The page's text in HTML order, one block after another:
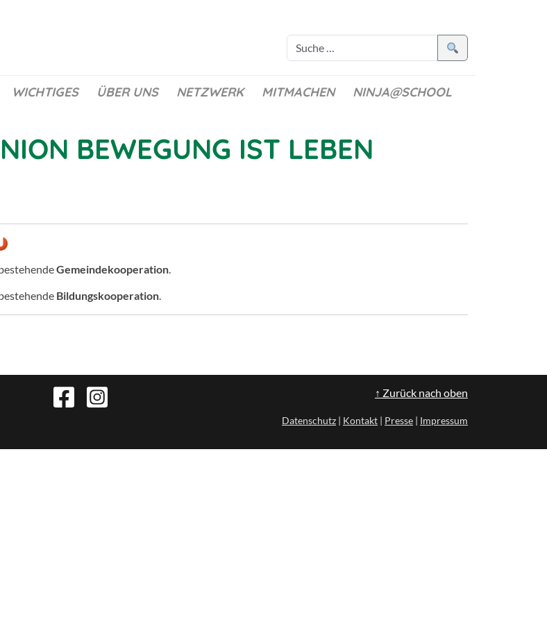
WICHTIGES ÜBER UNS NETZWERK MITMACHEN NINJA@SCHOOL
BEWEGUNG IST LEBEN
Gemeindekooperation.
Bildungskooperation.
↑ Zurück nach oben
Datenschutz | Kontakt | Presse | Impressum